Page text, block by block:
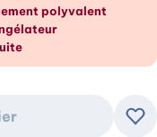
coup d’œil
polyvalent